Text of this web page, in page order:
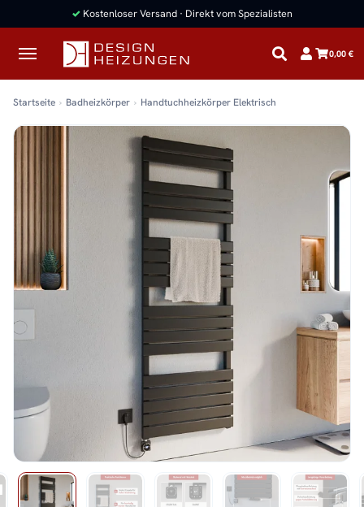
✓ Kostenloser Versand · Direkt vom Spezialisten
0,00 €
Startseite Badheizkörper Handtuchheizkörper Elektrisch